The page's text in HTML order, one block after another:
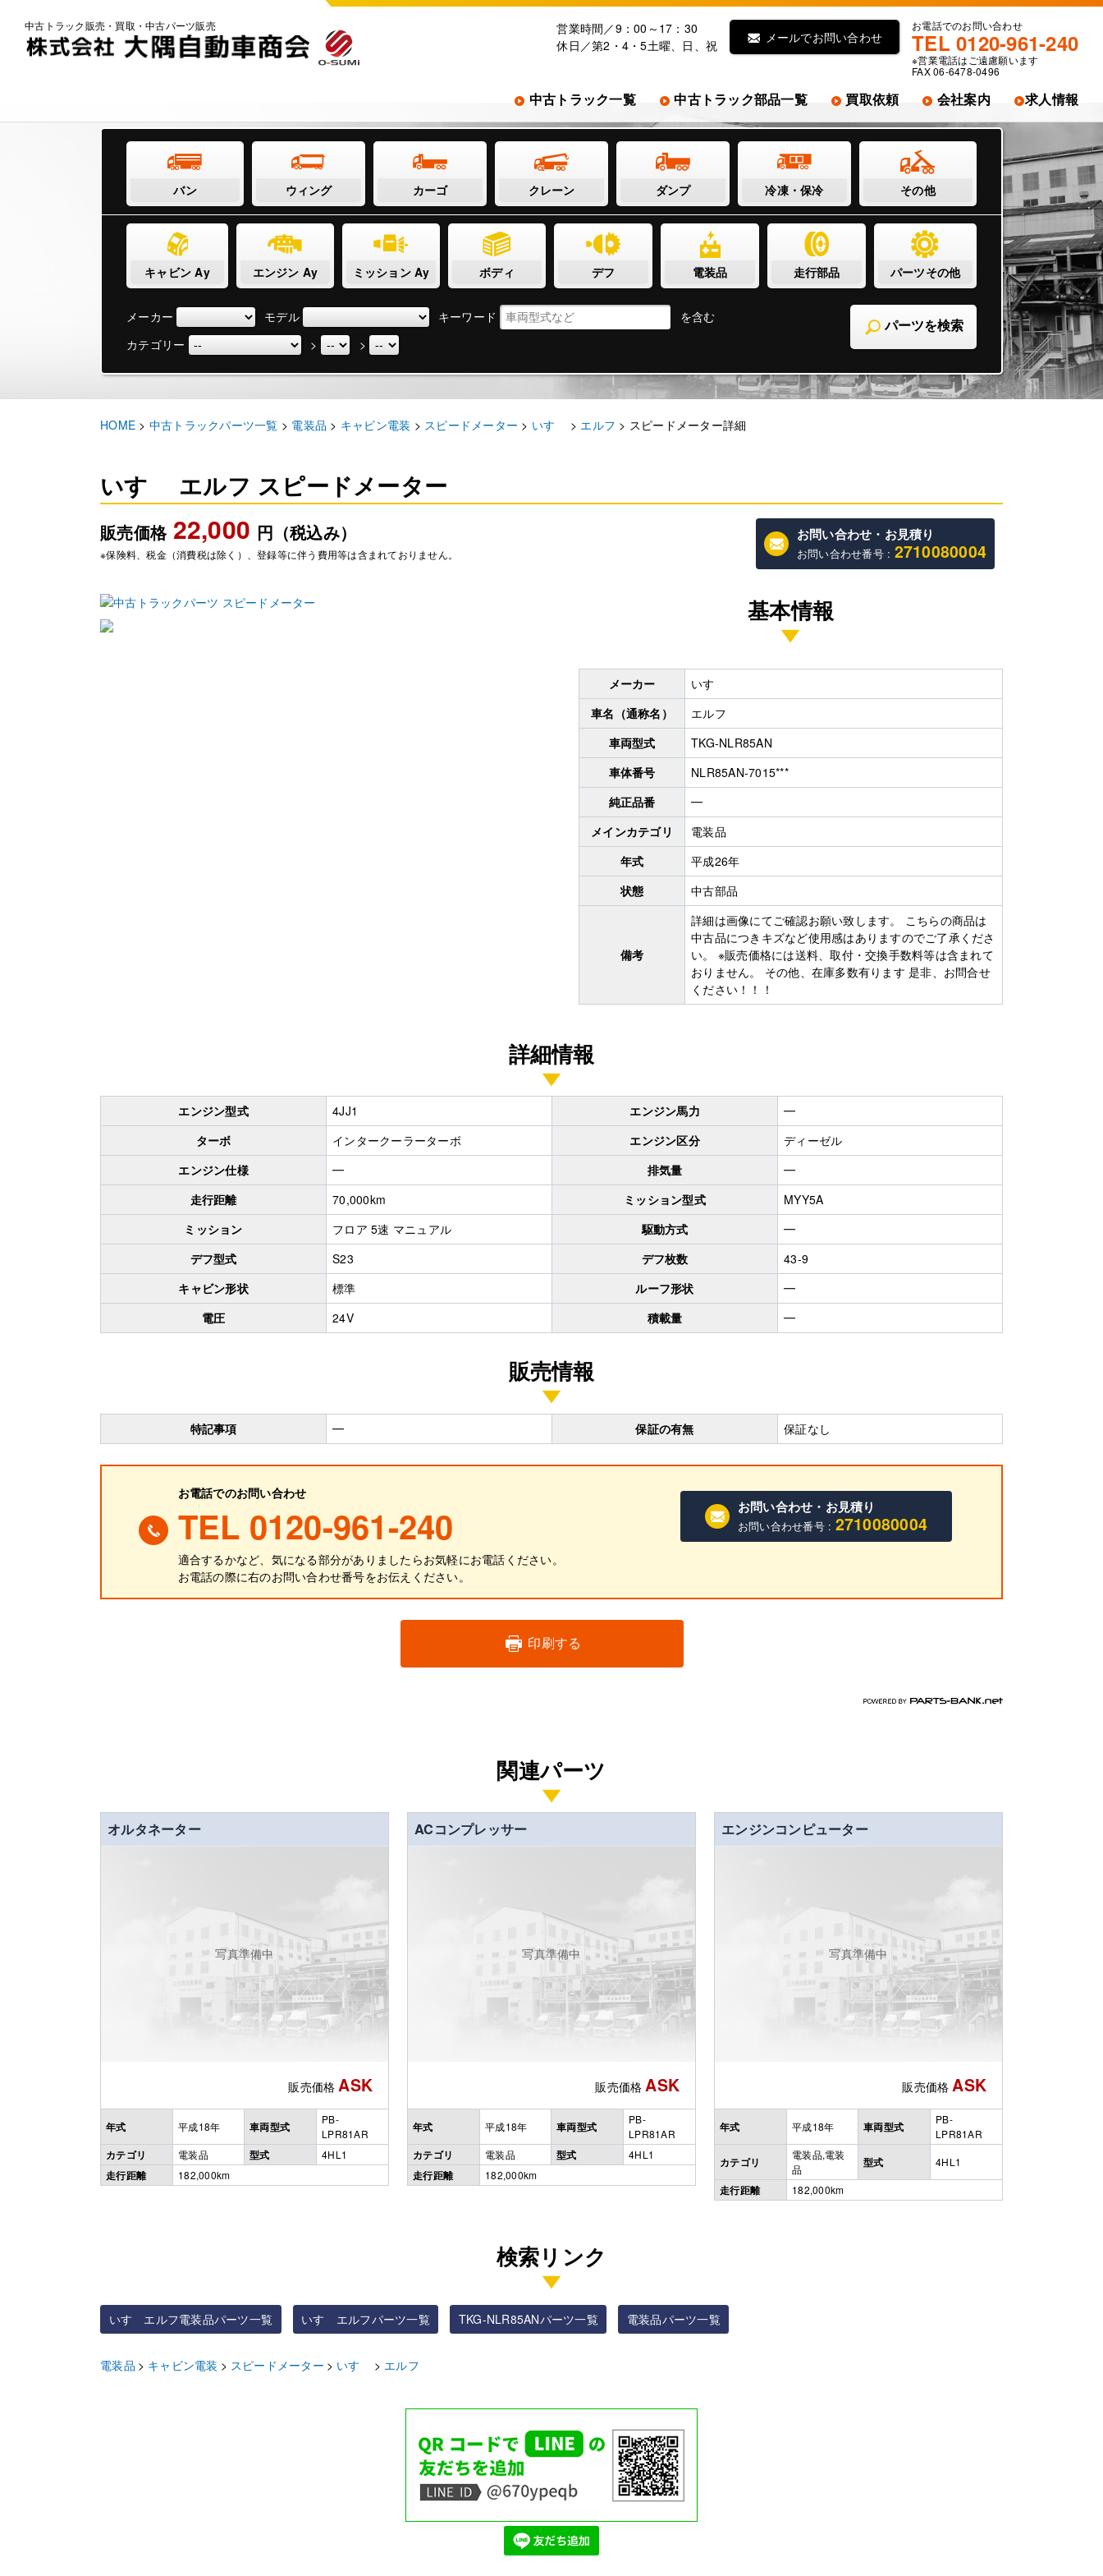
中古トラック販売・買取・中古パーツ販売 お電話でのお問い合わせ
TEL 0120-961-240
※営業電話はご遠慮願います
FAX 06-6478-0496
メールでお問い合わせ
営業時間／9：00～17：30
休日／第2・4・5土曜、日、祝
中古トラック一覧 中古トラック部品一覧 買取依頼 会社案内 求人情報
バン ウィング カーゴ クレーン ダンプ 冷凍・保冷 その他
キャビン Ay エンジン Ay ミッション Ay ボディ デフ 電装品 走行部品 パーツその他
メーカー モデル キーワード
を含む
カテゴリー
> >
パーツを検索
HOME > 中古トラックパーツ一覧 > 電装品 > キャビン電装 > スピードメーター > いすゞ > エルフ > スピードメーター詳細
いすゞ エルフ スピードメーター
販売価格 22,000 円（税込み）
※保険料、税金（消費税は除く）、登録等に伴う費用等は含まれておりません。
お問い合わせ・お見積り
お問い合わせ番号 : 2710080004
基本情報
メーカー
いすゞ
車名（通称名）
エルフ
車両型式
TKG-NLR85AN
車体番号
NLR85AN-7015***
純正品番
━
メインカテゴリ
電装品
年式
平成26年
状態
中古部品
備考
詳細は画像にてご確認お願い致します。 こちらの商品は
中古品につきキズなど使用感はありますのでご了承くださ
い。 ※販売価格には送料、取付・交換手数料等は含まれて
おりません。 その他、在庫多数有ります 是非、お問合せ
ください！！！
詳細情報
エンジン型式 4JJ1 エンジン馬力
━
ターボ
インタークーラーターボ エンジン区分
ディーゼル
エンジン仕様
━ 排気量
━
走行距離
70,000km ミッション型式
MYY5A
ミッション
フロア 5速 マニュアル 駆動方式
━
デフ型式
S23 デフ枚数
43-9
キャビン形状
標準 ルーフ形状
━
電圧
24V 積載量 ━
販売情報
特記事項 ━ 保証の有無 保証なし
お電話でのお問い合わせ
TEL 0120-961-240
適合するかなど、気になる部分がありましたらお気軽にお電話ください。
お電話の際に右のお問い合わせ番号をお伝えください。
お問い合わせ・お見積り
お問い合わせ番号 : 2710080004
印刷する
関連パーツ
オルタネーター
写真準備中
販売価格 ASK
年式 平成18年 車両型式
PB-
LPR81AR
カテゴリ 電装品 型式 4HL1
走行距離 182,000km
ACコンプレッサー
写真準備中
販売価格 ASK
年式 平成18年 車両型式
PB-
LPR81AR
カテゴリ 電装品 型式 4HL1
走行距離 182,000km
エンジンコンピューター
写真準備中
販売価格 ASK
年式 平成18年 車両型式
PB-
LPR81AR
カテゴリ
電装品,電装
品
型式 4HL1
走行距離 182,000km
検索リンク
いすゞエルフ電装品パーツ一覧 いすゞエルフパーツ一覧 TKG-NLR85ANパーツ一覧 電装品パーツ一覧
電装品 キャビン電装 スピードメーター いすゞ エルフ